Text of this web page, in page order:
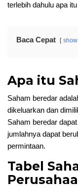
terlebih dahulu apa
Baca Cepat show
Apa itu
Saham beredar
dikeluarkan dan
Saham beredar
jumlahnya dapat
permintaan.
Tabel